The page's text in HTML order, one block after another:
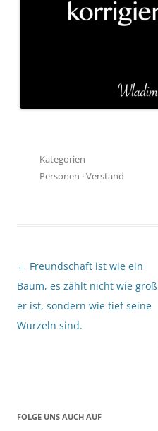
Kategorien
Personen ·Verstand
Beitragsnavigation
← Freundschaft ist wie ein
Baum, es zählt nicht wie groß
er ist, sondern wie tief seine
Wurzeln sind.
FOLGE UNS AUCH AUF